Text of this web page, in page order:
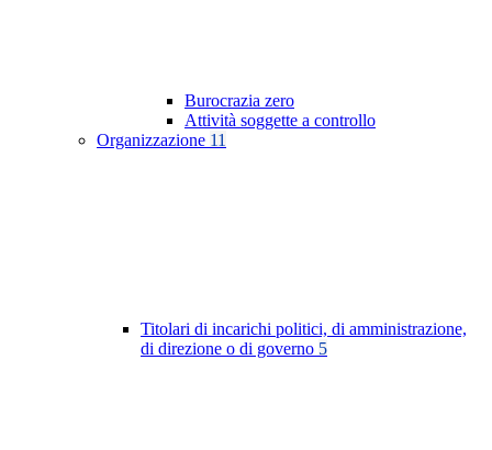
Burocrazia zero
Attività soggette a controllo
Organizzazione 11
Titolari di incarichi politici, di amministrazione,
di direzione o di governo 5